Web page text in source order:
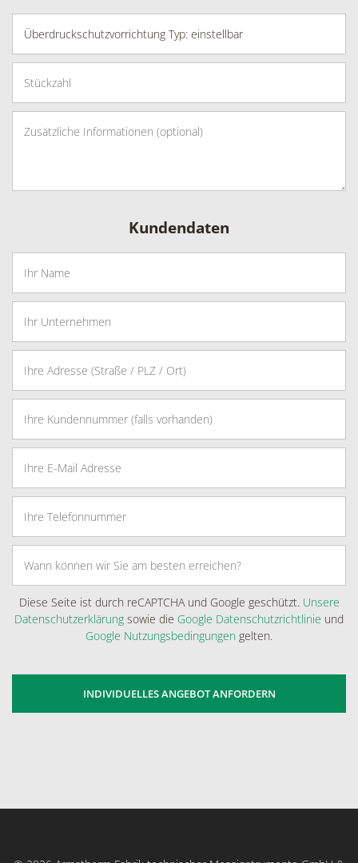
Kundendaten
Diese Seite ist durch reCAPTCHA und Google geschützt. Unsere
Datenschutzerklärung sowie die Google Datenschutzrichtlinie und
Google Nutzungsbedingungen gelten.